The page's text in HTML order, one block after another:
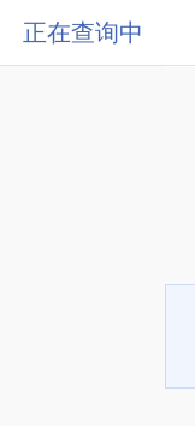
正在查询中